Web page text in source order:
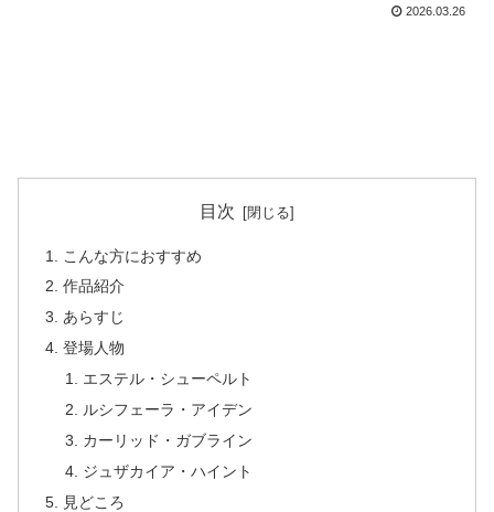
2026.03.26
目次
こんな方におすすめ
作品紹介
あらすじ
登場人物
エステル・シューペルト
ルシフェーラ・アイデン
カーリッド・ガブライン
ジュザカイア・ハイント
見どころ